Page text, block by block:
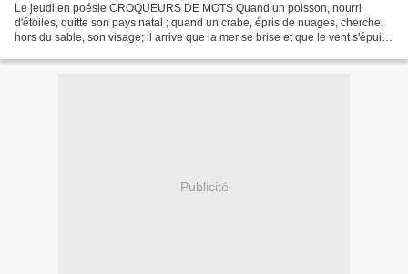
Le jeudi en poésie CROQUEURS DE MOTS Quand un poisson, nourri
d'étoiles, quitte son pays natal ; quand un crabe, épris de nuages, cherche,
hors du sable, son visage; il arrive que la mer se brise et que le vent s'épuise
Publicité